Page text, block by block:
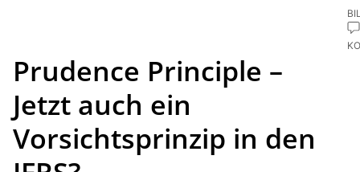
Prudence Principle –
Jetzt auch ein
Vorsichtsprinzip in den